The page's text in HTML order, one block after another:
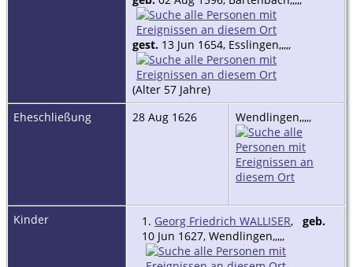
gest. 13 Jun 1654, Esslingen,,,,,
(Alter 57 Jahre)
Eheschließung
28 Aug 1626 Wendlingen,,,,,
Kinder 1. Georg Friedrich WALLISER, geb.
10 Jun 1627, Wendlingen,,,,,